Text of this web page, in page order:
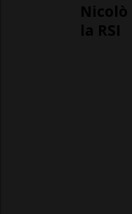
Nicolò
la RSI